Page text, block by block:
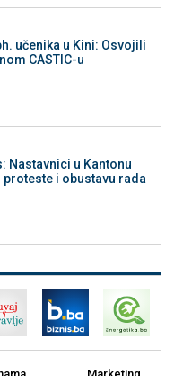
učenika u Kini: Osvojili
CASTIC-u
Nastavnici u Kantonu
i obustavu rada